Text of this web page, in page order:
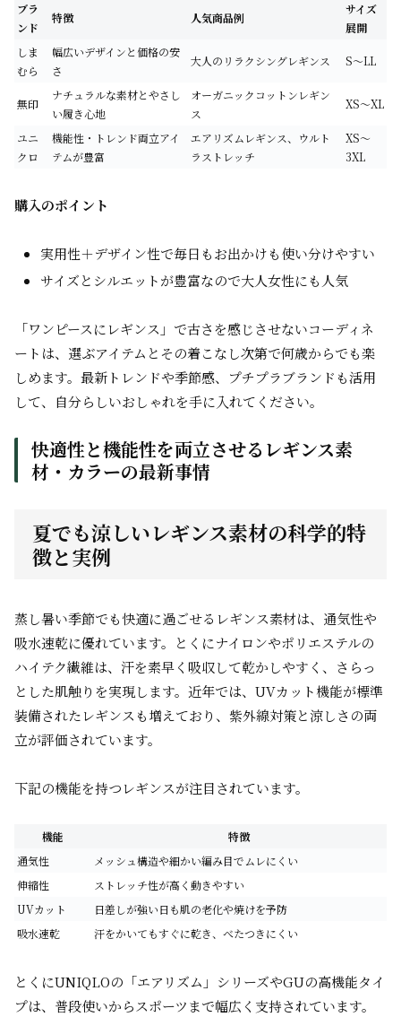
ブラ
ンド
特徴 人気商品例
サイズ
展開
しま
むら
幅広いデザインと価格の安
さ
大人のリラクシングレギンス S～LL
無印
ナチュラルな素材とやさし
い履き心地
オーガニックコットンレギン
ス
XS～XL
ユニ
クロ
機能性・トレンド両立アイ
テムが豊富
エアリズムレギンス、ウルト
ラストレッチ
XS～
3XL
購入のポイント
実用性＋デザイン性で毎日もお出かけも使い分けやすい
サイズとシルエットが豊富なので大人女性にも人気
「ワンピースにレギンス」で古さを感じさせないコーディネ
ートは、選ぶアイテムとその着こなし次第で何歳からでも楽
しめます。最新トレンドや季節感、プチプラブランドも活用
して、自分らしいおしゃれを手に入れてください。
快適性と機能性を両立させるレギンス素
材・カラーの最新事情
夏でも涼しいレギンス素材の科学的特
徴と実例
蒸し暑い季節でも快適に過ごせるレギンス素材は、通気性や
吸水速乾に優れています。とくにナイロンやポリエステルの
ハイテク繊維は、汗を素早く吸収して乾かしやすく、さらっ
とした肌触りを実現します。近年では、UVカット機能が標準
装備されたレギンスも増えており、紫外線対策と涼しさの両
立が評価されています。
下記の機能を持つレギンスが注目されています。
機能
特徴
通気性
メッシュ構造や細かい編み目でムレにくい
伸縮性
ストレッチ性が高く動きやすい
UVカット
日差しが強い日も肌の老化や焼けを予防
吸水速乾
汗をかいてもすぐに乾き、べたつきにくい
とくにUNIQLOの「エアリズム」シリーズやGUの高機能タイ
プは、普段使いからスポーツまで幅広く支持されています。